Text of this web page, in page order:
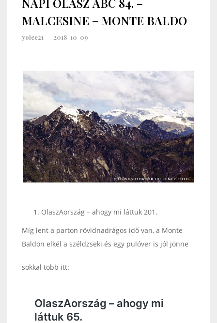
MALCESINE – MONTE BALDO
yolee21 - 2018-10-09
OlaszAország – ahogy mi láttuk 201.
Míg lent a parton rövidnadrágos idő van, a Monte
Baldon elkél a széldzseki és egy pulóver is jól jönne
sokkal több itt: